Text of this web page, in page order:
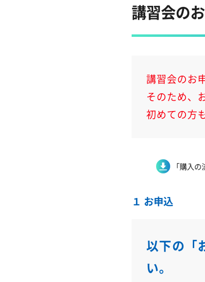
講習会の
講習会のお
そのため、
初めての方
「購入
１ お申込
以下の「
い。